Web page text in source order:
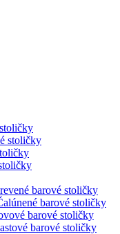
stoličky
barové stoličky
barové stoličky
barové stoličky
barové stoličky